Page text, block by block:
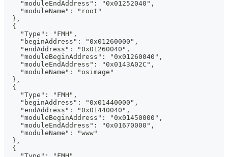
    "moduleEndAddress": "0x01252040",
    "moduleName": "root"
  },
  {
    "Type": "FMH",
    "beginAddress": "0x01260000",
    "endAddress": "0x01260040",
    "moduleBeginAddress": "0x01260040",
    "moduleEndAddress": "0x0143A02C",
    "moduleName": "osimage"
  },
  {
    "Type": "FMH",
    "beginAddress": "0x01440000",
    "endAddress": "0x01440040",
    "moduleBeginAddress": "0x01450000",
    "moduleEndAddress": "0x01670000",
    "moduleName": "www"
  },
  {